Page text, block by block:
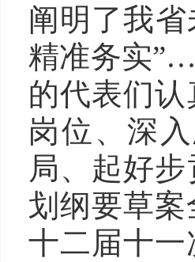
阐明了我
精准务实
的代表们
岗位、深
局、起好
划纲要草
十二届十